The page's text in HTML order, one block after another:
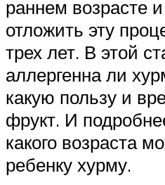
раннем возрасте
отложить эту
трех лет. В этой
аллергенна ли
какую пользу и
фрукт. И
какого возраста
ребенку хурму.